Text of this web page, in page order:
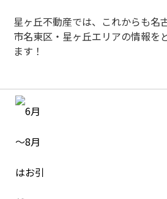
星ヶ丘不動産では、これからも名
市名東区・星ヶ丘エリアの情報を
ます！